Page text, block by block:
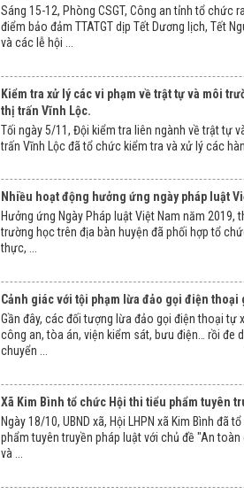
Sáng 15-12, Phòng CSGT, Công an tỉnh tổ chức
điểm bảo đảm TTATGT dịp Tết Dương lịch, Tết
và các lễ hội ...
Kiểm tra xử lý các vi phạm về trật tự và môi
thị trấn Vĩnh Lộc.
Tối ngày 5/11, Đội kiểm tra liên ngành về trật tự
trấn Vĩnh Lộc đã tổ chức kiểm tra và xử lý các
Nhiều hoạt động hưởng ứng ngày pháp luật
Hưởng ứng Ngày Pháp luật Việt Nam năm 2019,
trường học trên địa bàn huyện đã phối hợp tổ
thực, ...
Cảnh giác với tội phạm lừa đảo gọi điện thoại
Gần đây, các đối tượng lừa đảo gọi điện thoại tự
công an, tòa án, viện kiểm sát, bưu điện… rồi đe
chuyển ...
Xã Kim Bình tổ chức Hội thi tiểu phẩm tuyên
Ngày 18/10, UBND xã, Hội LHPN xã Kim Bình đã
phẩm tuyên truyền pháp luật với chủ đề "An
và ...